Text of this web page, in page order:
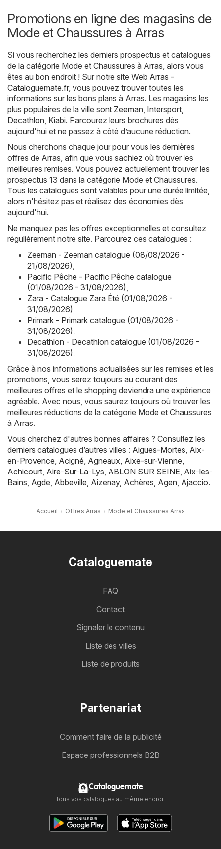
Promotions en ligne des magasins de
Mode et Chaussures à Arras
Si vous recherchez les derniers prospectus et catalogues
de la catégorie Mode et Chaussures à Arras, alors vous
êtes au bon endroit ! Sur notre site Web Arras -
Cataloguemate.fr, vous pouvez trouver toutes les
informations sur les bons plans à Arras. Les magasins les
plus populaires de la ville sont Zeeman, Intersport,
Decathlon, Kiabi. Parcourez leurs brochures dès
aujourd'hui et ne passez à côté d’aucune réduction.
Nous cherchons chaque jour pour vous les dernières
offres de Arras, afin que vous sachiez où trouver les
meilleures remises. Vous pouvez actuellement trouver les
prospectus 13 dans la catégorie Mode et Chaussures.
Tous les catalogues sont valables pour une durée limitée,
alors n'hésitez pas et réalisez des économies dès
aujourd'hui.
Ne manquez pas les offres exceptionnelles et consultez
régulièrement notre site. Parcourez ces catalogues :
Zeeman - Zeeman catalogue (08/08/2026 -
21/08/2026),
Pacific Pêche - Pacific Pêche catalogue
(01/08/2026 - 31/08/2026),
Zara - Catalogue Zara Été (01/08/2026 -
31/08/2026),
Primark - Primark catalogue (01/08/2026 -
31/08/2026),
Decathlon - Decathlon catalogue (01/08/2026 -
31/08/2026).
Grâce à nos informations actualisées sur les remises et les
promotions, vous serez toujours au courant des
meilleures offres et le shopping deviendra une expérience
agréable. Avec nous, vous saurez toujours où trouver les
meilleures réductions de la catégorie Mode et Chaussures
à Arras.
Vous cherchez d'autres bonnes affaires ? Consultez les
derniers catalogues d’autres villes : Aigues-Mortes, Aix-
en-Provence, Acigné, Agneaux, Aixe-sur-Vienne,
Achicourt, Aire-Sur-La-Lys, ABLON SUR SEINE, Aix-les-
Bains, Agde, Abbeville, Aizenay, Achères, Agen, Ajaccio.
Accueil Offres Arras Mode et Chaussures Arras
Cataloguemate
FAQ
Contact
Signaler le contenu
Liste des villes
Liste de produits
Partenariat
Comment faire de la publicité
Espace professionnels B2B
Cataloguemate
Tous vos catalogues au même endroit